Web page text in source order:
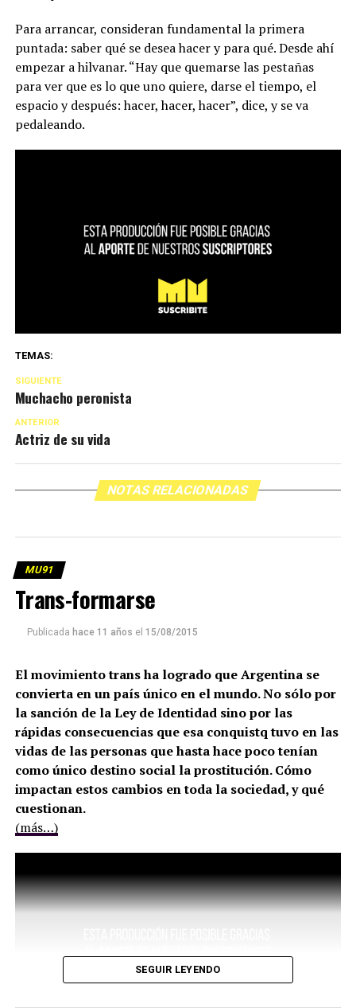
Para arrancar, consideran fundamental la primera
puntada: saber qué se desea hacer y para qué. Desde ahí
empezar a hilvanar. “Hay que quemarse las pestañas
para ver que es lo que uno quiere, darse el tiempo, el
espacio y después: hacer, hacer, hacer”, dice, y se va
pedaleando.
TEMAS:
SIGUIENTE
Muchacho peronista
ANTERIOR
Actriz de su vida
NOTAS RELACIONADAS
MU91
Trans-formarse
Publicada hace 11 años el 15/08/2015
El movimiento trans ha logrado que Argentina se
convierta en un país único en el mundo. No sólo por
la sanción de la Ley de Identidad sino por las
rápidas consecuencias que esa conquistq tuvo en las
vidas de las personas que hasta hace poco tenían
como único destino social la prostitución. Cómo
impactan estos cambios en toda la sociedad, y qué
cuestionan.
(más…)
SEGUIR LEYENDO